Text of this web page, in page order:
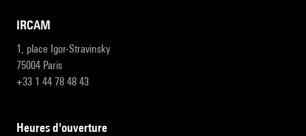
IRCAM
1, place Igor-Stravinsky
75004 Paris
+33 1 44 78 48 43
heures d'ouverture